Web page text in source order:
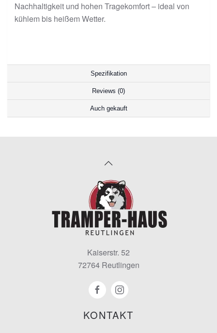
Nachhaltigkeit und hohen Tragekomfort – ideal von
kühlem bis heißem Wetter.
Spezifikation
Reviews (0)
Auch gekauft
KONTAKT
Kaiserstr. 52
72764 Reutlingen